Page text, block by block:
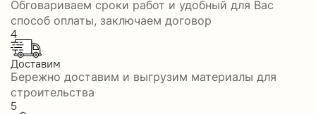
Обговариваем сроки работ и удобный для Вас
способ оплаты, заключаем договор
4
Доставим
Бережно доставим и выгрузим материалы для
строительства
5